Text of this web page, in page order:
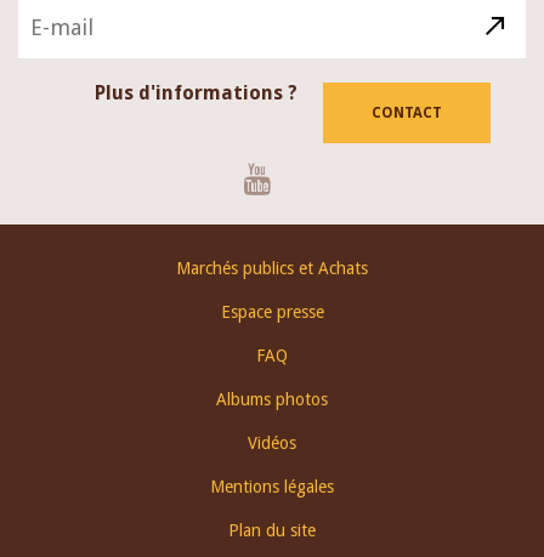
Plus d'informations ?
CONTACT
Marchés publics et Achats
Espace presse
FAQ
Albums photos
Vidéos
Mentions légales
Plan du site